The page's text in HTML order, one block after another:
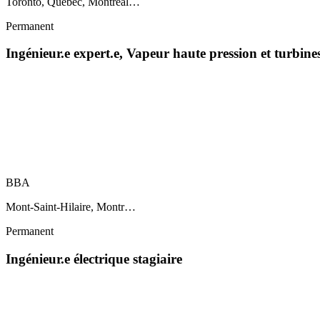
Permanent
Ingénieur.e expert.e, Vapeur haute pression et
BBA
Mont-Saint-Hilaire, Montr…
Permanent
Ingénieur.e électrique stagiaire